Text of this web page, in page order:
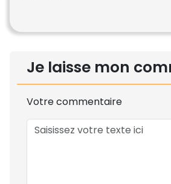
Je laisse mon
Votre commentaire